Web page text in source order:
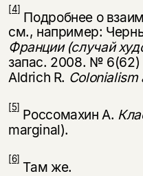
[4] Подробнее о
см., например:
Франции (случай
запас. 2008. №
Aldrich R. Colonialism
[5] Россомахин А.
marginal).
[6] Там же.